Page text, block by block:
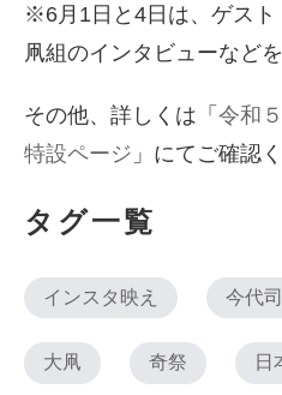
※6月1日と4日は、ゲスト
凧組のインタビューなど
その他、詳しくは「 令和
特設ページ 」にてご確認
タグ一覧
インスタ映え 今代司
大凧 奇祭 日